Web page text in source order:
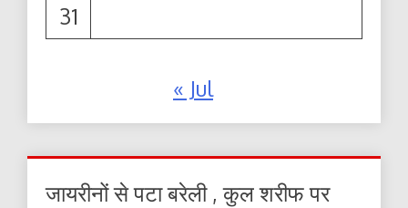
31
« Jul
जायरीनों से पटा बरेली , कुल शरीफ पर